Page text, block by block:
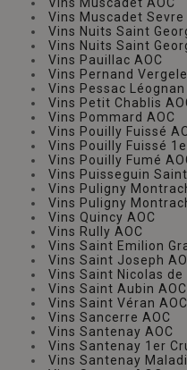
Vins Muscadet Sevre
Vins Nuits Saint
Vins Nuits Saint
Vins Pauillac AOC
Vins Pernand
Vins Pessac Léognan
Vins Petit Chablis
Vins Pommard AOC
Vins Pouilly Fuissé
Vins Pouilly Fuissé
Vins Pouilly Fumé
Vins Puisseguin
Vins Puligny
Vins Puligny
Vins Quincy AOC
Vins Rully AOC
Vins Saint Emilion
Vins Saint Joseph
Vins Saint Nicolas de
Vins Saint Aubin AOC
Vins Saint Véran AOC
Vins Sancerre AOC
Vins Santenay AOC
Vins Santenay 1er
Vins Santenay